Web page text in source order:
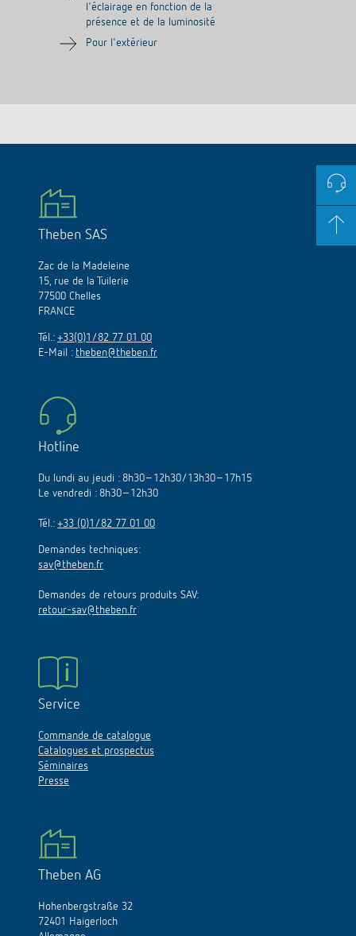
l'éclairage en fonction de la
présence et de la luminosité
Pour l'extérieur
Theben SAS
Zac de la Madeleine
15, rue de la Tuilerie
77500 Chelles
FRANCE
Tél.: +33(0)1/82 77 01 00
E-Mail : theben@theben.fr
Hotline
Du lundi au jeudi : 8h30–12h30/13h30–17h15
Le vendredi : 8h30–12h30
Tél.: +33 (0)1/82 77 01 00
Demandes techniques:
sav@theben.fr
Demandes de retours produits SAV:
retour-sav@theben.fr
Service
Commande de catalogue
Catalogues et prospectus
Séminaires
Presse
Theben AG
Hohenbergstraße 32
72401 Haigerloch